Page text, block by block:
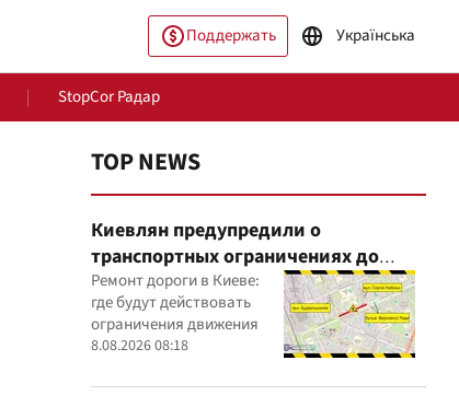
Поддержать Українська
StopCor Радар
Мир
TOP NEWS
Киевлян предупредили о
транспортных ограничениях до
конца августа
Ремонт дороги в Киеве:
где будут действовать
ограничения движения
8.08.2026 08:18